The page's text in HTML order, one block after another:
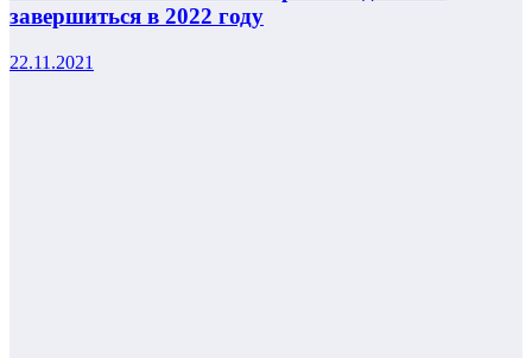
завершиться в 2022 году
22.11.2021